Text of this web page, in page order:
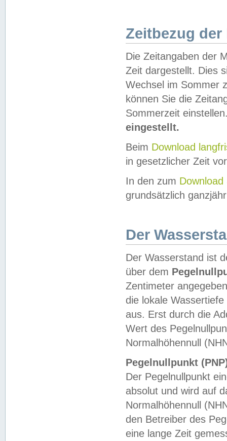
Zeitbezug der
Die Zeitangaben der
Zeit dargestellt. Dies
Wechsel im Sommer
können Sie die
Sommerzeit
eingestellt.
Beim Download
in gesetzlicher Zeit
In den zum Download
grundsätzlich
Der
Der Wasserstand ist
über dem
Zentimeter
die lokale
aus. Erst durch die
Wert des
Normalhöhennull
Pegelnullpunkt
Der Pegelnullpunkt
absolut und wird auf
Normalhöhennull
den Betreiber des
eine lange Zeit